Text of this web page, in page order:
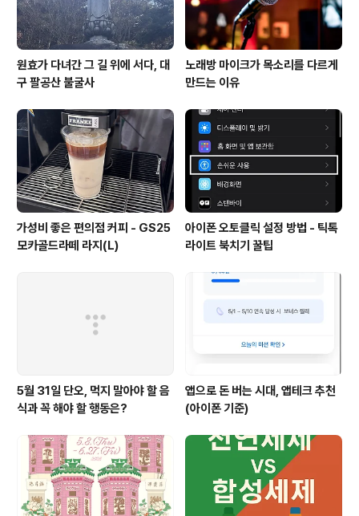
원효가 다녀간 그 길 위에 서다, 대
구 팔공산 불굴사
노래방 마이크가 목소리를 다르게
만드는 이유
가성비 좋은 편의점 커피 - GS25
모카골드라떼 라지(L)
아이폰 오토클릭 설정 방법 - 틱톡
라이트 북치기 꿀팁
5월 31일 단오, 먹지 말아야 할 음
식과 꼭 해야 할 행동은?
앱으로 돈 버는 시대, 앱테크 추천
(아이폰 기준)